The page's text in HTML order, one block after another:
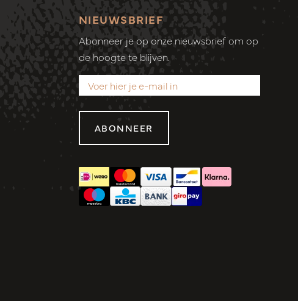
NIEUWSBRIEF
Abonneer je op onze nieuwsbrief om op
de hoogte te blijven.
ABONNEER